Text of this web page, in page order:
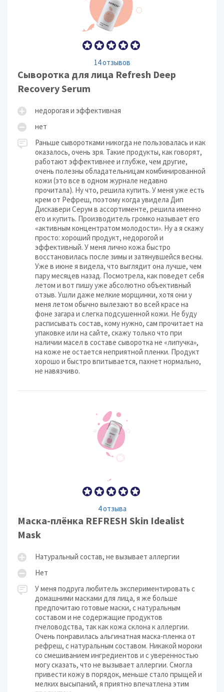
14 отзывов
Сыворотка для лица Refresh Deep
Recovery Serum
недорогая и эффективная
нет
Раньше сыворотками никогда не пользовалась и как
оказалось, очень зря. Такие продукты, как говорят,
работают эффективнее и глубже, чем другие,
очень полезны обладательницам комбинированной
кожи (это все в одном журнале недавно
прочитала). Ну что, решила купить. У меня уже есть
крем от Рефреш, поэтому когда увидела Дип
Дискавери Серум в ассортименте, решила именно
его и купить. Производитель громко называет его
«активным концентратом молодости». Ну а я скажу
просто: хороший продукт, недорогой и
эффективный. У меня лично кожа быстро
восстановилась после зимы и затянувшейся весны.
Уже в июне я видела, что выглядит она лучше, чем
пару месяцев назад. Посмотрела, как поведет себя
летом и вот пишу уже абсолютно объективный
отзыв. Ушли даже мелкие морщинки, хотя они у
меня летом обычно вылезают во всей красе на
фоне загара и слегка подсушенной кожи. Не буду
расписывать состав, кому нужно, сам прочитает на
упаковке или на сайте, скажу только что при
наличии масел в составе сыворотка не «липучка»,
на коже не остается неприятной пленки. Продукт
хорошо и быстро впитывается, пахнет нормально,
не навязчиво.
4 отзыва
Маска-плёнка REFRESH Skin Idealist
Mask
Натуральный состав, не вызывает аллергии
Нет
У меня подруга любитель экспериментировать с
домашними масками для лица, я же больше
предпочитаю готовые маски, с натуральным
составом и не содержащие продуктов
пчеловодства, так как кожа склона к аллергии.
Очень понравилась альгинатная маска-пленка от
рефреш, с натуральным составом. Никакой мороки
со смешиванием ингредиентов и с уверенностью
могу сказать, что не вызывает аллергии. Смогла
привести кожу в порядок, меньше стало прыщей и
мелких высыпаний, я приятно впечатлена этим